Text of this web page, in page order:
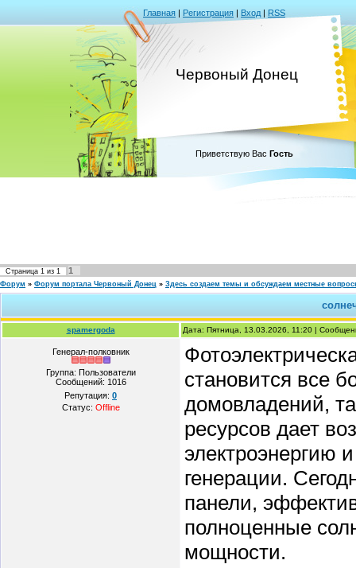
Главная | Регистрация | Вход | RSS
Червоный Донец
Приветствую Вас Гость
Страница 1 из 1 1
Форум » Форум портала Червоный Донец » Здесь создаем темы и обсуждаем местные
spamergoda Дата: Пятница, 13.03.2026, 11:20 |
Генерал-полковник
Группа: Пользователи
Сообщений: 1016
Репутация: 0
Статус: Offline
становится все
домовладений,
ресурсов дает
электроэнергию
генерации.
панели,
полноценные
мощности.